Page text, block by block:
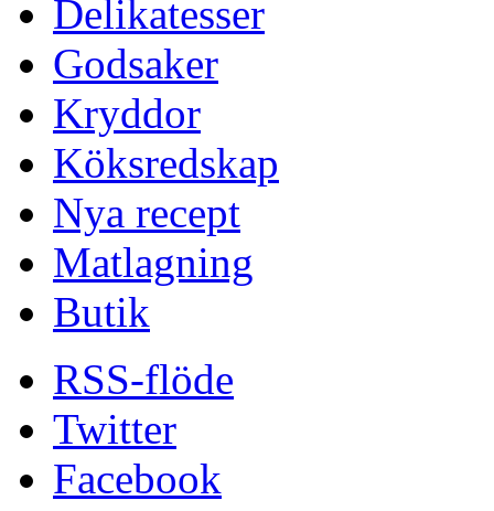
Delikatesser
Godsaker
Kryddor
Köksredskap
Nya recept
Matlagning
Butik
RSS-flöde
Twitter
Facebook